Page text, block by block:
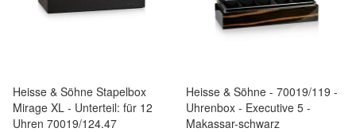
Heisse & Söhne Stapelbox
Mirage XL - Unterteil: für 12
Uhren 70019/124.47
Heisse & Söhne - 70019/119 -
Uhrenbox - Executive 5 -
Makassar-schwarz